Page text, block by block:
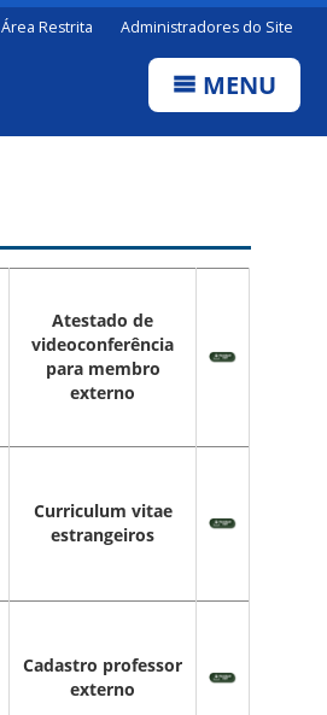
Área Restrita Administradores do Site
MENU
Atestado de
videoconferência
para membro
externo
Curriculum vitae
estrangeiros
Cadastro professor
externo